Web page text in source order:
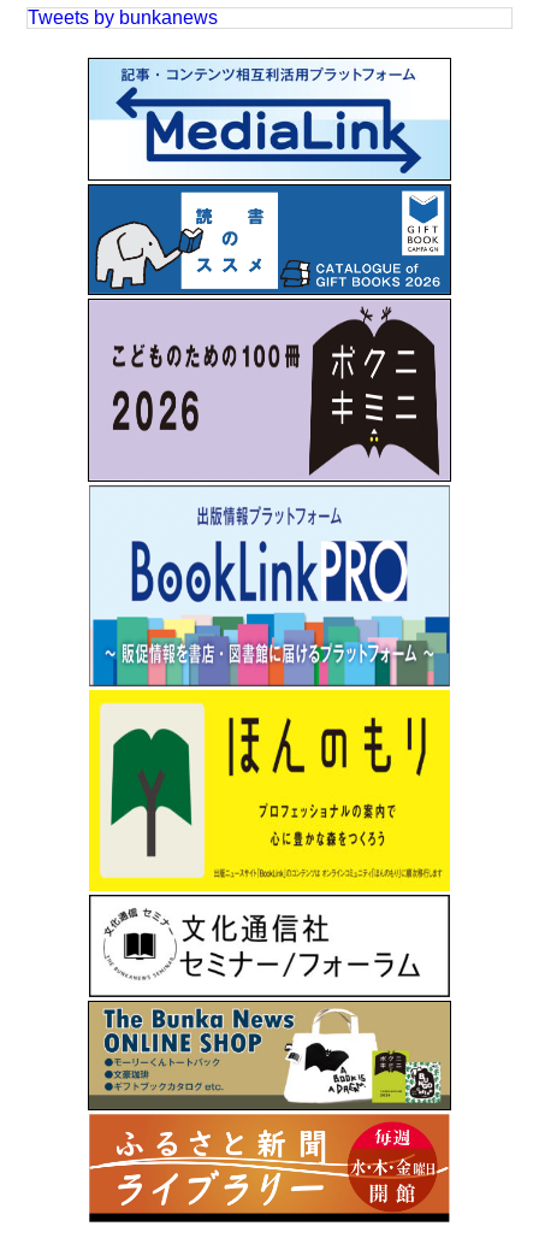
Tweets by bunkanews